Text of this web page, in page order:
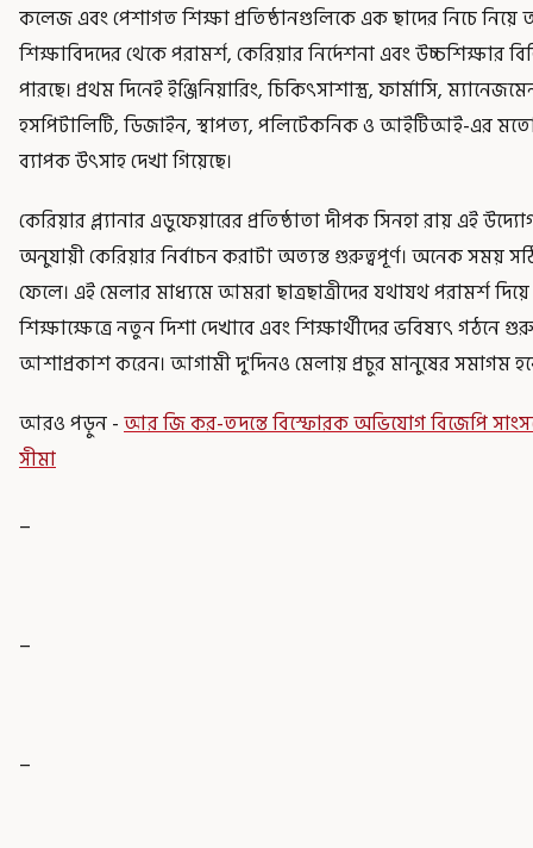
কলেজ এবং পেশাগত শিক্ষা প্রতিষ্ঠানগুলিকে এক ছাদের নিচে নিয়ে
শিক্ষাবিদদের থেকে পরামর্শ, কেরিয়ার নির্দেশনা এবং উচ্চশিক্ষার
পারছে। প্রথম দিনেই ইঞ্জিনিয়ারিং, চিকিৎসাশাস্ত্র, ফার্মাসি,
হসপিটালিটি, ডিজাইন, স্থাপত্য, পলিটেকনিক ও আইটিআই-এর মতো
ব্যাপক উৎসাহ দেখা গিয়েছে।
কেরিয়ার প্ল্যানার এডুফেয়ারের প্রতিষ্ঠাতা দীপক সিনহা রায় এই
অনুযায়ী কেরিয়ার নির্বাচন করাটা অত্যন্ত গুরুত্বপূর্ণ। অনেক সময়
ফেলে। এই মেলার মাধ্যমে আমরা ছাত্রছাত্রীদের যথাযথ পরামর্শ
শিক্ষাক্ষেত্রে নতুন দিশা দেখাবে এবং শিক্ষার্থীদের ভবিষ্যৎ গঠনে
আশাপ্রকাশ করেন। আগামী দু'দিনও মেলায় প্রচুর মানুষের সমাগম
আরও পড়ুন -আর জি কর-তদন্তে বিস্ফোরক অভিযোগ বিজেপি
সীমা
_
_
_